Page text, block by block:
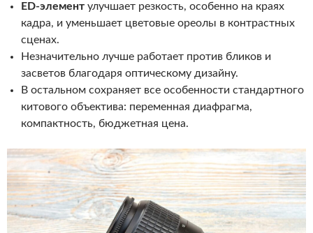
ED-элемент улучшает резкость, особенно на краях
кадра, и уменьшает цветовые ореолы в контрастных
сценах.
Незначительно лучше работает против бликов и
засветов благодаря оптическому дизайну.
В остальном сохраняет все особенности стандартного
китового объектива: переменная диафрагма,
компактность, бюджетная цена.